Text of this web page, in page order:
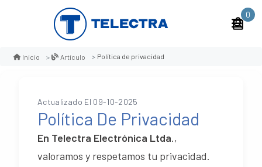
0
Inicio Artículo Política de privacidad
Actualizado El 09-10-2025
Política De Privacidad
En Telectra Electrónica Ltda.,
valoramos y respetamos tu privacidad.